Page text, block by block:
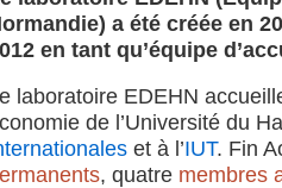
a été créée en
en tant qu’équipe
laboratoire EDEHN
de l’Université du
et à l’IUT. Fin
, quatre membres